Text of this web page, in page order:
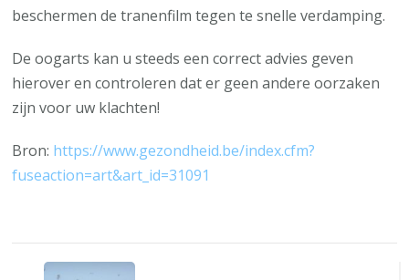
beschermen de tranenfilm tegen te snelle verdamping.
De oogarts kan u steeds een correct advies geven
hierover en controleren dat er geen andere oorzaken
zijn voor uw klachten!
Bron: https://www.gezondheid.be/index.cfm?
fuseaction=art&art_id=31091
Berichtnavigatie